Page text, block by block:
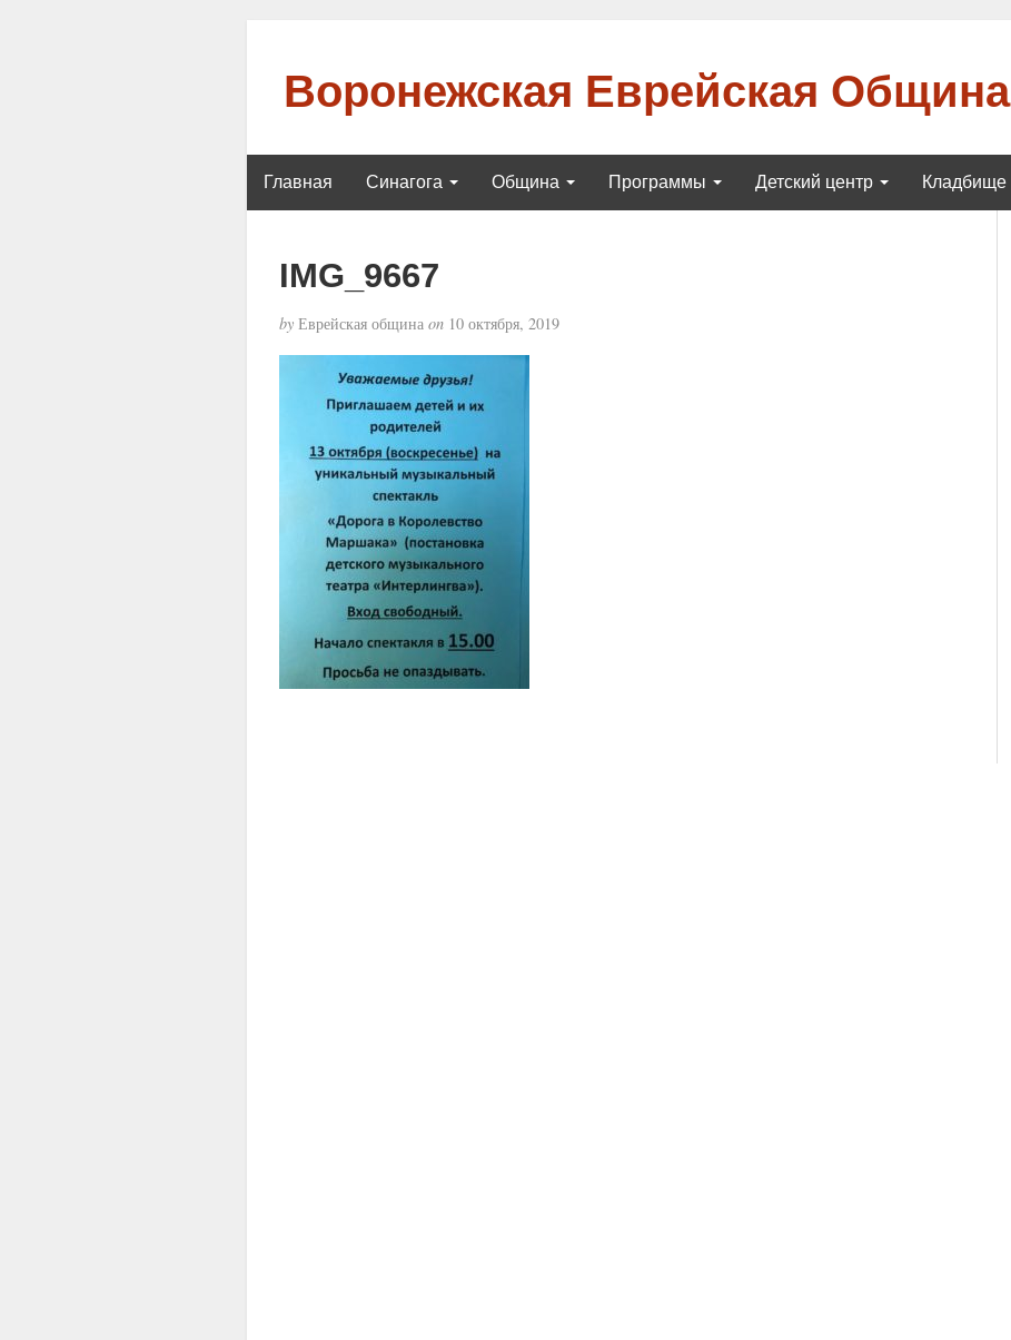
Воронежская Еврейская Община
Главная Синагога Община Программы Детский центр Кладбище
IMG_9667
byЕврейская община on10 октября, 2019